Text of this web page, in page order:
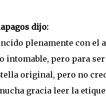
dijo:
plenamente con el
intomable, pero para
original, pero no
gracia leer la